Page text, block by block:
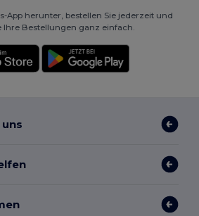
App herunter, bestellen Sie jederzeit und
Ihre Bestellungen ganz einfach.